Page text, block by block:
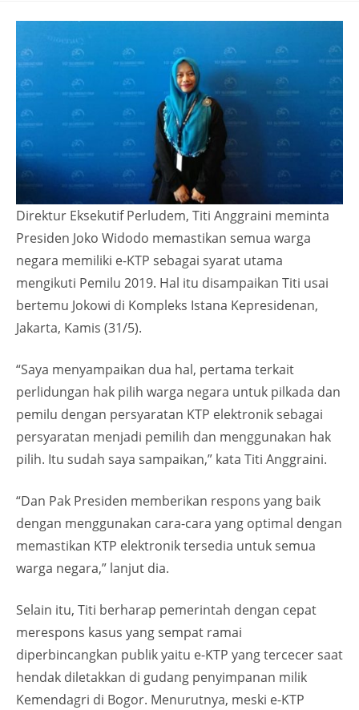
Direktur Eksekutif Perludem, Titi Anggraini meminta
Presiden Joko Widodo memastikan semua warga
negara memiliki e-KTP sebagai syarat utama
mengikuti Pemilu 2019. Hal itu disampaikan Titi usai
bertemu Jokowi di Kompleks Istana Kepresidenan,
Jakarta, Kamis (31/5).
“Saya menyampaikan dua hal, pertama terkait
perlidungan hak pilih warga negara untuk pilkada dan
pemilu dengan persyaratan KTP elektronik sebagai
persyaratan menjadi pemilih dan menggunakan hak
pilih. Itu sudah saya sampaikan,” kata Titi Anggraini.
“Dan Pak Presiden memberikan respons yang baik
dengan menggunakan cara-cara yang optimal dengan
memastikan KTP elektronik tersedia untuk semua
warga negara,” lanjut dia.
Selain itu, Titi berharap pemerintah dengan cepat
merespons kasus yang sempat ramai
diperbincangkan publik yaitu e-KTP yang tercecer saat
hendak diletakkan di gudang penyimpanan milik
Kemendagri di Bogor. Menurutnya, meski e-KTP